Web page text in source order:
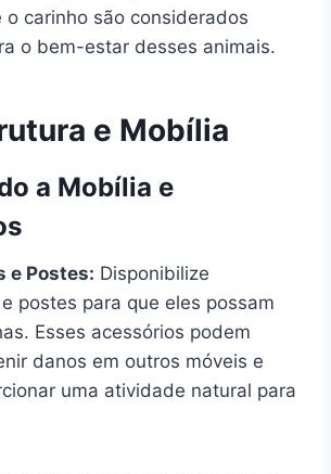
o carinho são considerados
o bem-estar desses animais.
e Mobília
a Mobília e
e Postes: Disponibilize
postes para que eles possam
Esses acessórios podem
danos em outros móveis e
uma atividade natural para